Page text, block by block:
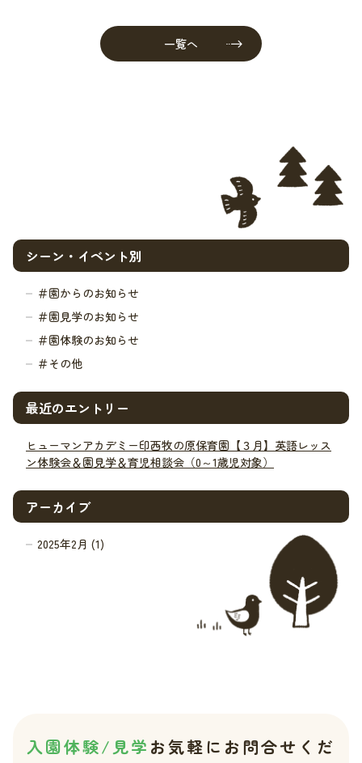
一覧へ
シーン・イベント別
＃園からのお知らせ
＃園見学のお知らせ
＃園体験のお知らせ
＃その他
最近のエントリー
ヒューマンアカデミー印西牧の原保育園【３月】英語レッス
ン体験会＆園見学＆育児相談会（0～1歳児対象）
アーカイブ
2025年2月 (1)
入園体験/見学 お気軽にお問合せくだ